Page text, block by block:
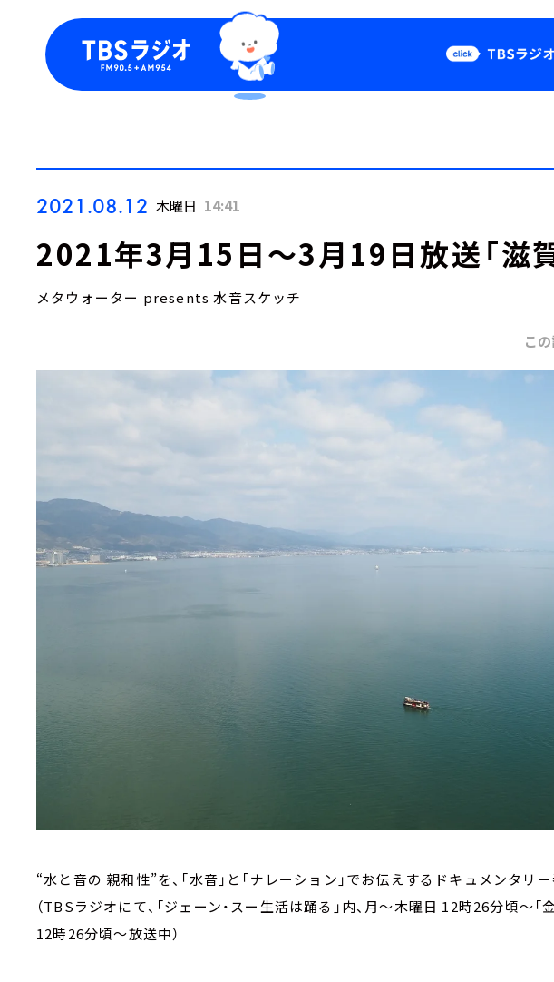
Podcast
2021.08.12 木曜日 14:41
2021年3月15日～3月19日放送「滋
メタウォーター presents 水音スケッチ
こ
“水と音の 親和性”を、「水音」と「ナレーション」でお伝えするドキュメンタリー
（TBSラジオにて、「ジェーン・スー生活は踊る」内、月～木曜日 12時26分頃～「
12時26分頃～放送中）